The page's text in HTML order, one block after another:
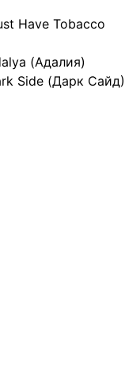
Have Tobacco
(Адалия)
Side (Дарк Сайд)